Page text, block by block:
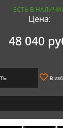
ЕСТЬ В
Цена:
48 040
В